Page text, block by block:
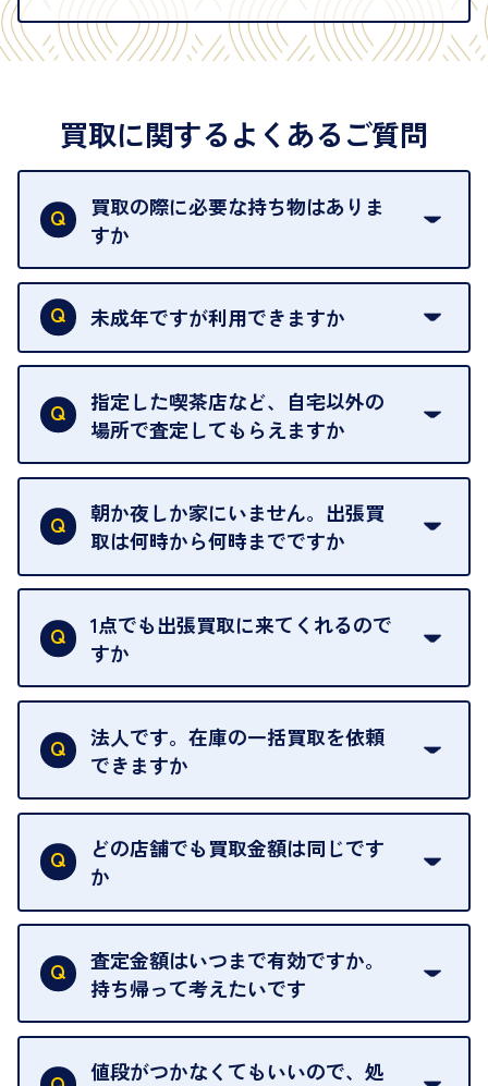
買取に関するよくあるご質問
買取の際に必要な持ち物はありま
すか
本人確認書類をご用意ください。ご利用になれる書
類はこちらをご確認ください。
未成年ですが利用できますか
18歳未満の方は、保護者の同意があってもご利用い
ただけません。
指定した喫茶店など、自宅以外の
場所で査定してもらえますか
ご自宅以外での査定はお引き受けできません。ご指
定のお店や、ほかのお客様への迷惑となることが考
えられるためです。
朝か夜しか家にいません。出張買
取は何時から何時までですか
ご訪問可能時間は、10時から19時です。
ただし、お品物の種類や量によっては対応させてい
ただくことがあります。
1点でも出張買取に来てくれるので
すか
はい。1点でもお伺いします。
法人です。在庫の一括買取を依頼
できますか
はい。喜んで承ります。出張買取をご利用くださ
い。
ご指定の場所にお伺いします。
どの店舗でも買取金額は同じです
か
はい。全店舗一律です。
ただし、中古市場は日々変動するため、査定した日
によって査定額が変わることはございます。
査定金額はいつまで有効ですか。
持ち帰って考えたいです
査定額は当日限り有効です。
中古市場が日々変動するため、翌日には査定額が変
値段がつかなくてもいいので、処